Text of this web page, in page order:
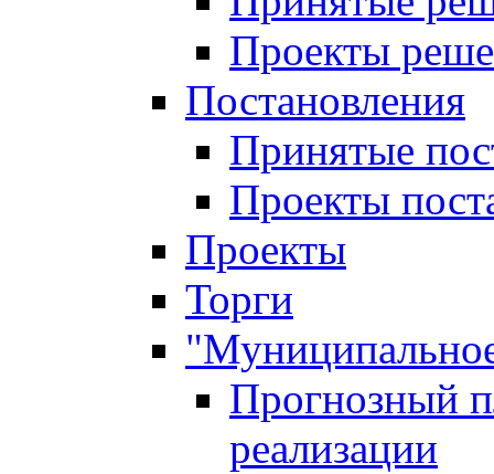
Проекты
Постановления
Принятые
Проекты
Проекты
Торги
Прогнозный
реализации